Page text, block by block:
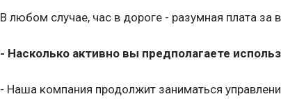
В любом случае, час в дороге - разумная плата за
- Насколько активно вы предполагаете
- Наша компания продолжит заниматься